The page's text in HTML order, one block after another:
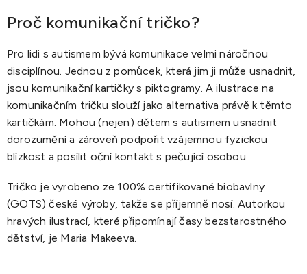
Proč komunikační tričko?
Pro lidi s autismem bývá komunikace velmi náročnou
disciplínou. Jednou z pomůcek, která jim ji může usnadnit,
jsou komunikační kartičky s piktogramy. A ilustrace na
komunikačním tričku slouží jako alternativa právě k těmto
kartičkám. Mohou (nejen) dětem s autismem usnadnit
dorozumění a zároveň podpořit vzájemnou fyzickou
blízkost a posílit oční kontakt s pečující osobou.
Tričko je vyrobeno ze 100% certifikované biobavlny
(GOTS) české výroby, takže se příjemně nosí. Autorkou
hravých ilustrací, které připomínají časy bezstarostného
dětství, je Maria Makeeva.